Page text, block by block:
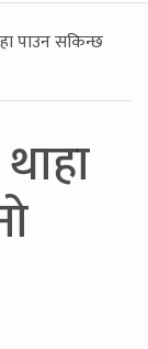
पाउन सकिन्छ